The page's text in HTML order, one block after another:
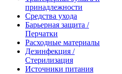
принадлежности
Средства ухода
Барьерная защита /
Перчатки
Расходные материалы
Дезинфекция /
Стерилизация
Источники питания